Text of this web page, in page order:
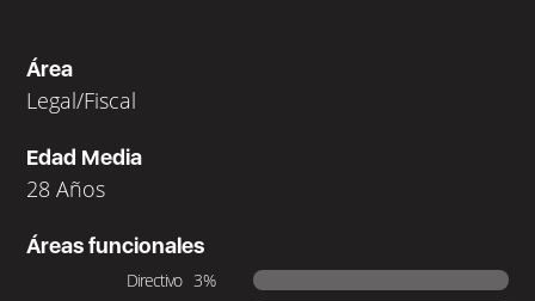
Área
Legal/Fiscal
Edad Media
28 Años
Áreas funcionales
Directivo 3%